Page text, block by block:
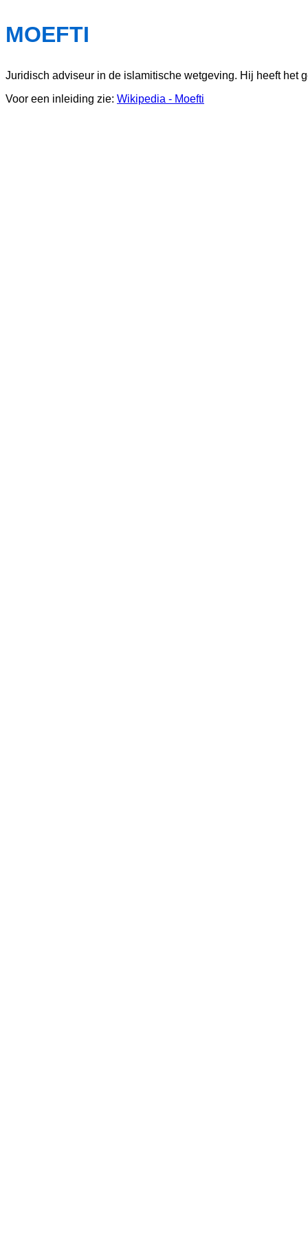
MOEFTI
Juridisch adviseur in de islamitische wetgeving. Hij heeft het
Voor een inleiding zie: Wikipedia - Moefti